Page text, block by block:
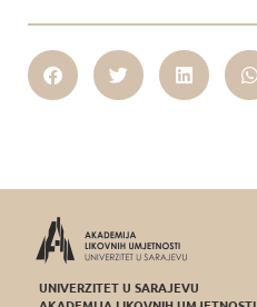
UNIVERZITET U SARAJEVU